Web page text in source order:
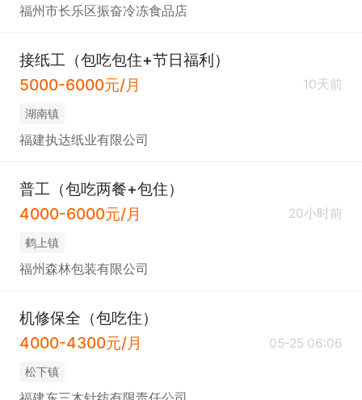
福州市长乐区振奋冷冻食品店
接纸工（包吃包住+节日福利）
5000-6000元/月
10天前
​湖南镇
福建执达纸业有限公司
普工（包吃两餐+包住）
4000-6000元/月
20小时前
​鹤上镇
福州森林包装有限公司
机修保全（包吃住）
4000-4300元/月
05-25 06:06
​松下镇